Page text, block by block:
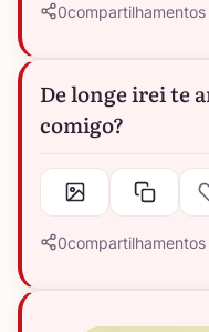
0compartilhamentos
De longe irei te
comigo?
0compartilhamentos